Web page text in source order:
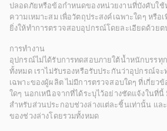
ปลอดภัยหรือข้อกำหนดของหน่วยงานที่บังคับใช้
ความเหมาะสม เพื่อวัตถุประสงค์เฉพาะใดๆ หรื
ยิ่งให้ทำการตรวจสอบอุปกรณ์โดยละเอียดด้วยต
การทำงาน
อุปกรณ์ไม่ได้รับการทดสอบภายใต้น้ำหนักบรรทุ
ทั้งหมด เราไม่รับรองหรือรับประกันว่าอุปกรณ์จ
เฉพาะของผู้ผลิต ไม่มีการตรวจสอบใดๆ ที่เกี่ยว
ใดๆ นอกเหนือจากที่ได้ระบุไว้อย่างชัดแจ้งในที่นี้
สำหรับส่วนประกอบช่วงล่างแต่ละชิ้นเท่านั้น แล
ของช่วงล่างโดยรวมทั้งหมด